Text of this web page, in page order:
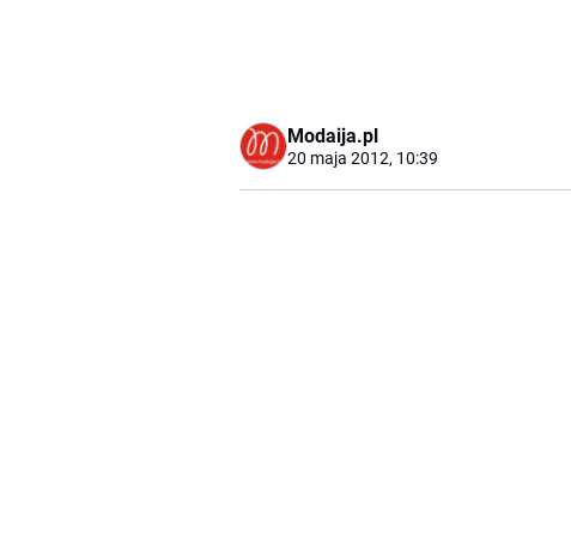
Modaija.pl
20 maja 2012, 10:39